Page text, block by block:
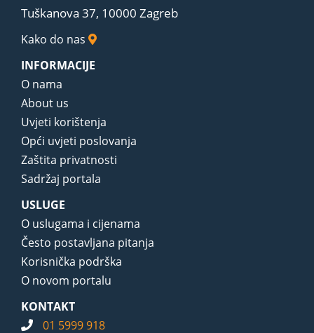
Tuškanova 37, 10000 Zagreb
Kako do nas
INFORMACIJE
O nama
About us
Uvjeti korištenja
Opći uvjeti poslovanja
Zaštita privatnosti
Sadržaj portala
USLUGE
O uslugama i cijenama
Često postavljana pitanja
Korisnička podrška
O novom portalu
KONTAKT
01 5999 918